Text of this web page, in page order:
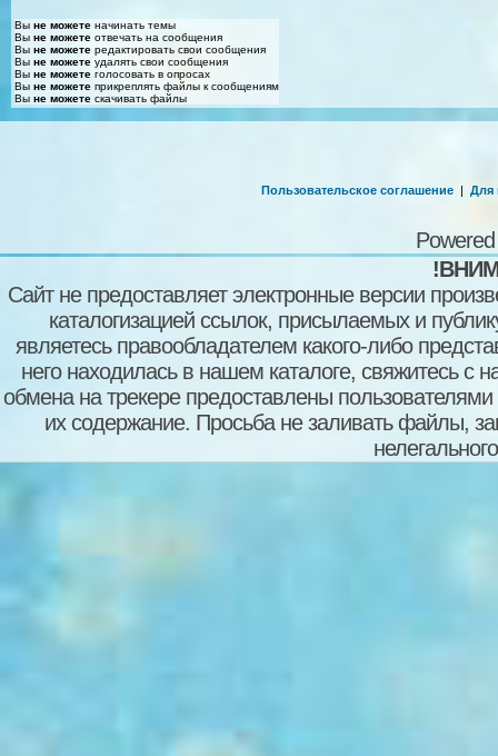
Вы не можете начинать темы
Вы не можете отвечать на сообщения
Вы не можете редактировать свои сообщения
Вы не можете удалять свои сообщения
Вы не можете голосовать в опросах
Вы не можете прикреплять файлы к сообщениям
Вы не можете скачивать файлы
Пользовательское соглашение | Для
Сайт не предоставляет электронные версии
каталогизацией ссылок, присылаемых и
являетесь правообладателем какого-либо
него находилась в нашем каталоге, свяжитесь
обмена на трекере предоставлены пользователями
их содержание. Просьба не заливать файлы,